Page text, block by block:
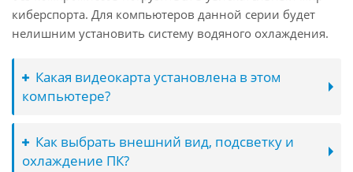
киберспорта. Для компьютеров данной серии будет
нелишним установить систему водяного охлаждения.
Какая видеокарта установлена в этом
компьютере?
Как выбрать внешний вид, подсветку и
охлаждение ПК?